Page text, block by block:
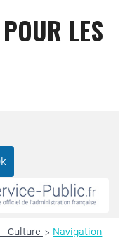
LES
Culture > Navigation